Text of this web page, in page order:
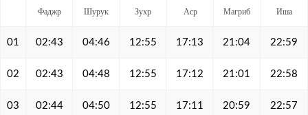
Фаджр Шурук Зухр Аср Магриб Иша
01 02:43 04:46 12:55 17:13 21:04 22:59
02 02:43 04:48 12:55 17:12 21:01 22:58
03 02:44 04:50 12:55 17:11 20:59 22:57